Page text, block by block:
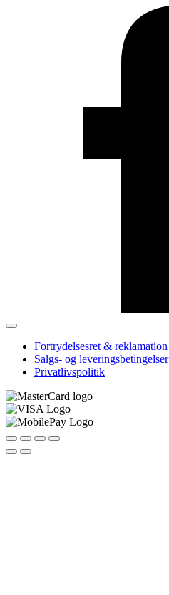
Fortrydelsesret & reklamation
Salgs- og leveringsbetingelser
Privatlivspolitik